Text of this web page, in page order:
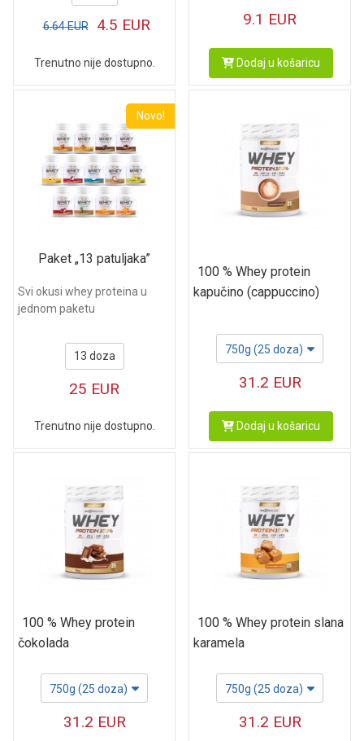
6.64EUR 4.5 EUR
Trenutno nije dostupno.
9.1 EUR
Dodaj u košaricu
Novo!
Paket „13 patuljaka”
Svi okusi whey proteina u
jednom paketu
13 doza
25 EUR
Trenutno nije dostupno.
100 % Whey protein
kapučino (cappuccino)
750g (25 doza)
31.2 EUR
Dodaj u košaricu
100 % Whey protein
čokolada
750g (25 doza)
31.2 EUR
100 % Whey protein slana
karamela
750g (25 doza)
31.2 EUR